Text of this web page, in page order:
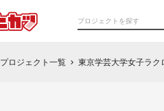
プロジェクト一覧 chevron_right 東京学芸大学女子ラク